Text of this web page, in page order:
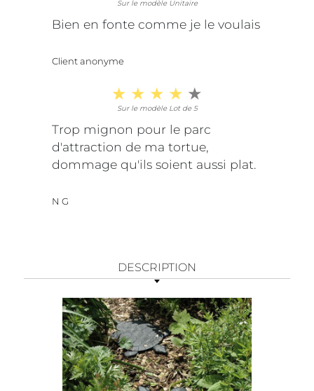
Sur le modèle Unitaire
Bien en fonte comme je le voulais
Client anonyme
Sur le modèle Lot de 5
Trop mignon pour le parc
d'attraction de ma tortue,
dommage qu'ils soient aussi plat.
N G
DESCRIPTION